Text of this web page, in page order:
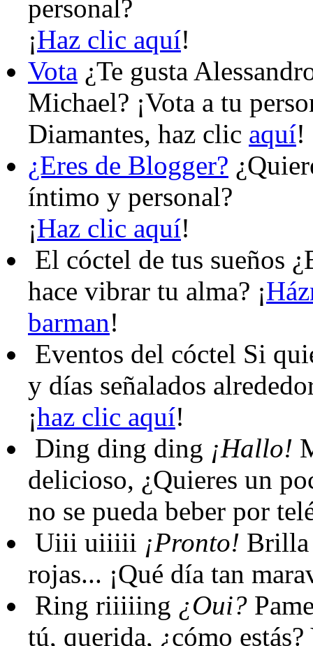
personal?
¡Haz clic aquí!
Vota ¿Te gusta
Michael? ¡Vota a tu
Diamantes, haz clic aquí!
¿Eres de Blogger?
íntimo y personal?
¡Haz clic aquí!
El cóctel de tus sueños
hace vibrar tu alma? ¡
barman!
Eventos del cóctel Si
y días señalados
¡haz clic aquí!
Ding ding ding ¡Hallo!
delicioso, ¿Quieres un
no se pueda beber por
Uiii uiiiii ¡Pronto! Brilla
rojas... ¡Qué día tan
Ring riiiiing ¿Oui?
tú, querida, ¿cómo